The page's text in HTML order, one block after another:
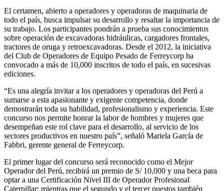
El certamen, abierto a operadores y operadoras de maquinaria de
todo el país, busca impulsar su desarrollo y resaltar la importancia de
su trabajo. Los participantes pondrán a prueba sus conocimientos
sobre operación de excavadoras hidráulicas, cargadores frontales,
tractores de oruga y retroexcavadoras. Desde el 2012, la iniciativa
del Club de Operadores de Equipo Pesado de Ferreycorp ha
convocado a más de 10,000 inscritos de todo el país, en sucesivas
ediciones.
“Es una alegría invitar a los operadores y operadoras del Perú a
sumarse a esta apasionante y exigente competencia, donde
demostrarán toda su habilidad, profesionalismo y experiencia. Este
concurso nos permite honrar la labor de hombres y mujeres que
desempeñan este rol clave para el desarrollo, al servicio de los
sectores productivos en nuestro país”, señaló Mariela García de
Fabbri, gerente general de Ferreycorp.
El primer lugar del concurso será reconocido como el Mejor
Operador del Perú, recibirá un premio de S/ 10,000 y una beca para
optar a una Certificación Nivel III de Operador Profesional
Caterpillar; mientras que el segundo y el tercer puestos también